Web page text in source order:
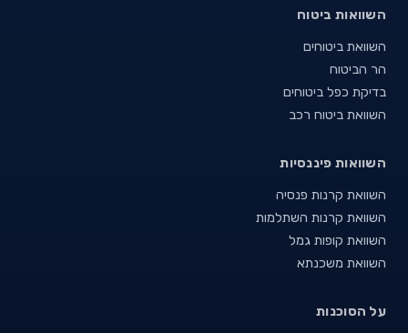
השוואות ביטוח
השוואת ביטוחים
הר הביטוח
בדיקת כפל ביטוחים
השוואת ביטוח רכב
השוואות פיננסיות
השוואת קרנות פנסיה
השוואת קרנות השתלמות
השוואת קופות גמל
השוואת משכנתא
על הסוכנות